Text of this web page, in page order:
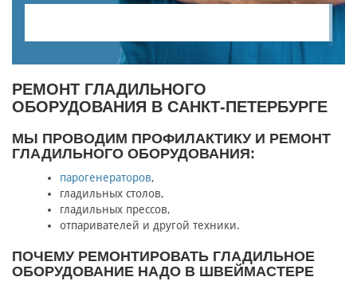
РЕМОНТ ГЛАДИЛЬНОГО
ОБОРУДОВАНИЯ В САНКТ-ПЕТЕРБУРГЕ
МЫ ПРОВОДИМ ПРОФИЛАКТИКУ И РЕМОНТ
ГЛАДИЛЬНОГО ОБОРУДОВАНИЯ:
парогенераторов,
гладильных столов,
гладильных прессов,
отпаривателей и другой техники.
ПОЧЕМУ РЕМОНТИРОВАТЬ ГЛАДИЛЬНОЕ
ОБОРУДОВАНИЕ НАДО В ШВЕЙМАСТЕРЕ